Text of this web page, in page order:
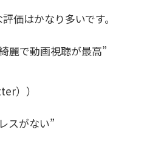
価はかなり多いです。
麗で動画視聴が最高”
））
スがない”